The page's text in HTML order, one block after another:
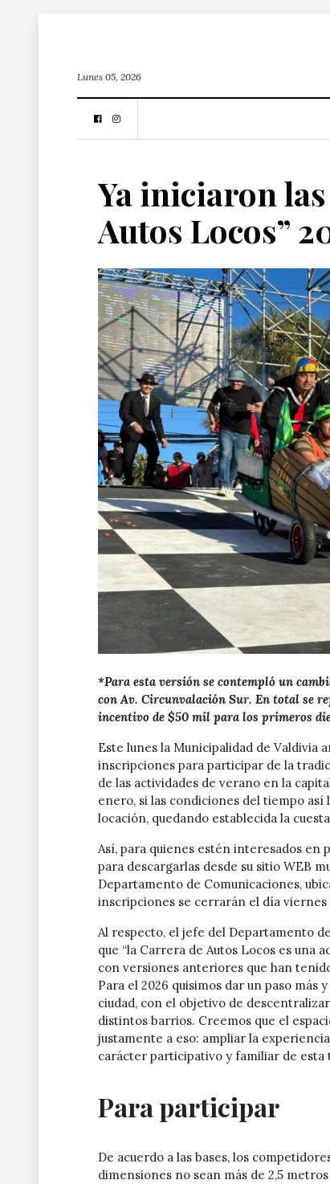
Lunes 05, 2026
Ya iniciaron
Autos Locos”
*Para esta versión se contempló un
con Av. Circunvalación Sur. En total se
incentivo de $50 mil para los primeros
Este lunes la Municipalidad de Valdivia
inscripciones para participar de la
de las actividades de verano en la
enero, si las condiciones del tiempo
locación, quedando establecida la
Así, para quienes estén interesados en
para descargarlas desde su sitio WEB
Departamento de Comunicaciones,
inscripciones se cerrarán el día viernes
Al respecto, el jefe del Departamento
que “la Carrera de Autos Locos es una
con versiones anteriores que han
Para el 2026 quisimos dar un paso más
ciudad, con el objetivo de
distintos barrios. Creemos que el
justamente a eso: ampliar la
carácter participativo y familiar de esta
Para participar
De acuerdo a las bases, los
dimensiones no sean más de 2,5